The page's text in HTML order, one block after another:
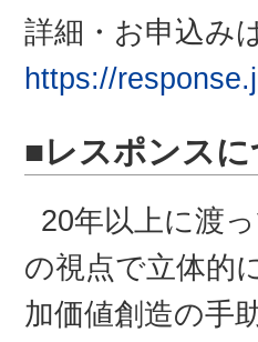
詳細・お申込み
https://
■レスポンスに
20年以上に渡
の視点で立体的
加価値創造の手